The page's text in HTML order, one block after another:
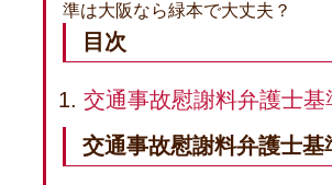
準は大阪なら緑本で大丈夫？
目次
交通事故慰謝料弁護士
交通事故慰謝料弁護士